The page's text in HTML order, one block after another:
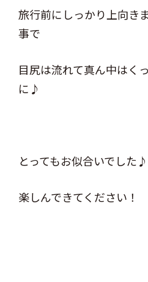
旅行前にしっかり上向き
事で
目尻は流れて真ん中はく
に♪
とってもお似合いでした♪
楽しんできてください！